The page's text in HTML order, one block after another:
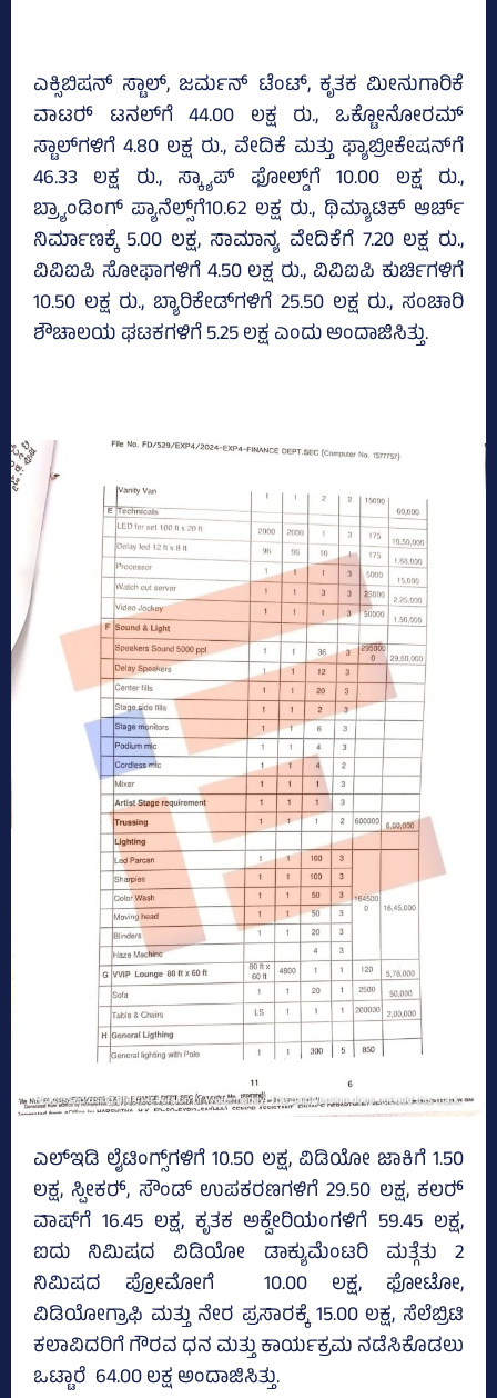
ಎಕ್ಸಿಬಿಷನ್‌ ಸ್ಟಾಲ್‌, ಜರ್ಮನ್‌ ಟೆಂಟ್‌, ಕೃತಕ ಮೀನುಗಾರಿಕೆ
ವಾಟರ್‍‌ ಟನಲ್‌ಗೆ 44.00 ಲಕ್ಷ ರು., ಒಕ್ಟೋನೋರಮ್‌
ಸ್ಟಾಲ್‌ಗಳಿಗೆ 4.80 ಲಕ್ಷ ರು., ವೇದಿಕೆ ಮತ್ತು ಫ್ಯಾಬ್ರೀಕೇಷನ್‌ಗೆ
46.33 ಲಕ್ಷ ರು., ಸ್ಕ್ಯಾಪ್‌ ಫೋಲ್ಡ್‌ಗೆ 10.00 ಲಕ್ಷ ರು.,
ಬ್ರ್ಯಾಂಡಿಂಗ್ ಪ್ಯಾನೆಲ್ಸ್‌ಗೆ10.62 ಲಕ್ಷ ರು., ಥಿಮ್ಯಾಟಿಕ್‌ ಆರ್ಚ್‌
ನಿರ್ಮಾಣಕ್ಕೆ 5.00 ಲಕ್ಷ, ಸಾಮಾನ್ಯ ವೇದಿಕೆಗೆ 7.20 ಲಕ್ಷ ರು.,
ವಿವಿಐಪಿ ಸೋಫಾಗಳಿಗೆ 4.50 ಲಕ್ಷ ರು., ವಿವಿಐಪಿ ಕುರ್ಚಿಗಳಿಗೆ
10.50 ಲಕ್ಷ ರು., ಬ್ಯಾರಿಕೇಡ್‌ಗಳಿಗೆ 25.50 ಲಕ್ಷ ರು., ಸಂಚಾರಿ
ಶೌಚಾಲಯ ಘಟಕಗಳಿಗೆ 5.25 ಲಕ್ಷ ಎಂದು ಅಂದಾಜಿಸಿತ್ತು.
ಎಲ್‌ಇಡಿ ಲೈಟಿಂಗ್ಸ್‌ಗಳಿಗೆ 10.50 ಲಕ್ಷ, ವಿಡಿಯೋ ಜಾಕಿಗೆ 1.50
ಲಕ್ಷ, ಸ್ಪೀಕರ್‍‌, ಸೌಂಡ್‌ ಉಪಕರಣಗಳಿಗೆ 29.50 ಲಕ್ಷ, ಕಲರ್‍‌
ವಾಷ್‌ಗೆ 16.45 ಲಕ್ಷ, ಕೃತಕ ಅಕ್ವೇರಿಯಂಗಳಿಗೆ 59.45 ಲಕ್ಷ,
ಐದು ನಿಮಿಷದ ವಿಡಿಯೋ ಡಾಕ್ಯುಮೆಂಟರಿ ಮತ್ಗೆತು 2
ನಿಮಿಷದ ಪ್ರೋಮೋಗೆ 10.00 ಲಕ್ಷ, ಫೋಟೋ,
ವಿಡಿಯೋಗ್ರಾಫಿ ಮತ್ತು ನೇರ ಪ್ರಸಾರಕ್ಕೆ 15.00 ಲಕ್ಷ, ಸೆಲೆಬ್ರಿಟಿ
ಕಲಾವಿದರಿಗೆ ಗೌರವ ಧನ ಮತ್ತು ಕಾರ್ಯಕ್ರಮ ನಡೆಸಿಕೊಡಲು
ಒಟ್ಟಾರೆ 64.00 ಲಕ್ಷ ಅಂದಾಜಿಸಿತ್ತು.